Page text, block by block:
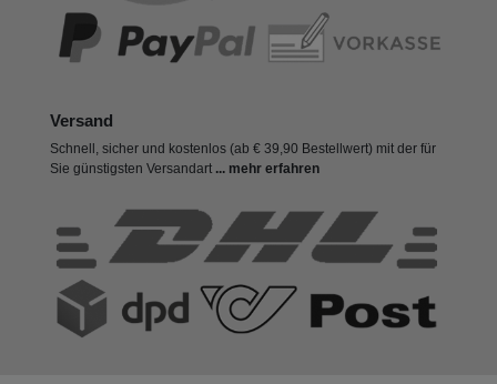
Versand
Schnell, sicher und kostenlos (ab € 39,90 Bestellwert) mit der für
Sie günstigsten Versandart ... mehr erfahren